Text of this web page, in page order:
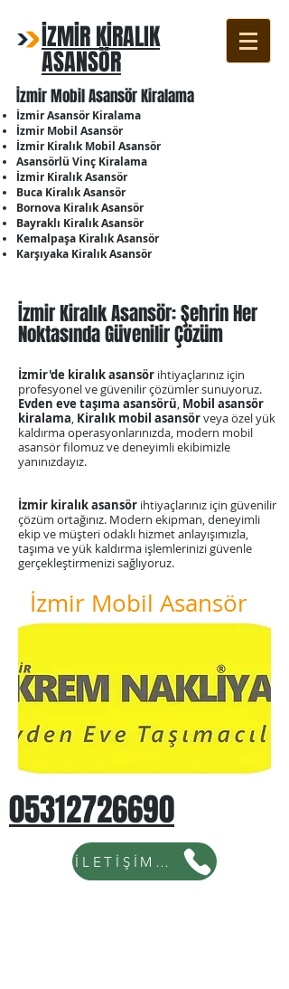
İZMİR KİRALIK
ASANSÖR
İzmir Mobil Asansör Kiralama
İzmir Asansör Kiralama
İzmir Mobil Asansör
İzmir Kiralık Mobil Asansör
Asansörlü Vinç Kiralama
İzmir Kiralık Asansör
Buca Kiralık Asansör
Bornova Kiralık Asansör
Bayraklı Kiralık Asansör
Kemalpaşa Kiralık Asansör
Karşıyaka Kiralık Asansör
İzmir Kiralık Asansör: Şehrin Her
Noktasında Güvenilir Çözüm
İzmir'de kiralık asansör ihtiyaçlarınız için
profesyonel ve güvenilir çözümler sunuyoruz.
Evden eve taşıma asansörü, Mobil asansör
kiralama, Kiralık mobil asansörveya özel yük
kaldırma operasyonlarınızda, modern mobil
asansör filomuz ve deneyimli ekibimizle
yanınızdayız.
​İzmir kiralık asansör ihtiyaçlarınız için güvenilir
çözüm ortağınız. Modern ekipman, deneyimli
ekip ve müşteri odaklı hizmet anlayışımızla,
taşıma ve yük kaldırma işlemlerinizi güvenle
gerçekleştirmenizi sağlıyoruz.
İzmir Mobil Asansör
05312726690
İLETİŞİM İÇİN TIKLAYINIZ...